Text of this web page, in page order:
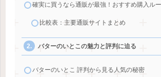
確実に買うなら通販が最強！おすすめ購入ル
比較表：主要通販サイトまとめ
バターのいとこの魅力と評判に迫る
バターのいとこ 評判から見る人気の秘密